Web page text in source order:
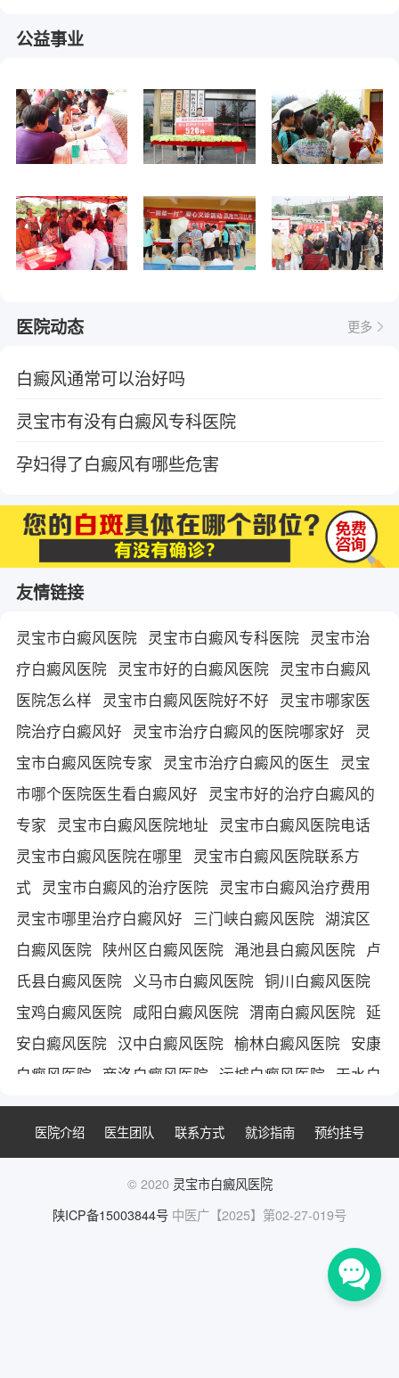
公益事业
医院动态 更多
白癜风通常可以治好吗
灵宝市有没有白癜风专科医院
孕妇得了白癜风有哪些危害
友情链接
灵宝市白癜风医院 灵宝市白癜风专科医院
灵宝市治
疗白癜风医院
灵宝市好的白癜风医院
灵宝市白癜风
医院怎么样
灵宝市白癜风医院好不好
灵宝市哪家医
院治疗白癜风好
灵宝市治疗白癜风的医院哪家好
灵
宝市白癜风医院专家
灵宝市治疗白癜风的医生
灵宝
市哪个医院医生看白癜风好
灵宝市好的治疗白癜风的
专家
灵宝市白癜风医院地址
灵宝市白癜风医院电话
灵宝市白癜风医院在哪里
灵宝市白癜风医院联系方
式
灵宝市白癜风的治疗医院
灵宝市白癜风治疗费用
灵宝市哪里治疗白癜风好
三门峡白癜风医院 湖滨区
白癜风医院 陕州区白癜风医院 渑池县白癜风医院
卢
氏县白癜风医院
义马市白癜风医院 铜川白癜风医院
宝鸡白癜风医院 咸阳白癜风医院 渭南白癜风医院 延
安白癜风医院 汉中白癜风医院 榆林白癜风医院 安康
白癜风医院 商洛白癜风医院 运城白癜风医院 天水白
癜风医院 平凉市白癜风医院 庆阳白癜风医院 陇南白
癜风医院
陕西白癜风医院 西安白癜风医院
西安治疗
医院介绍 医生团队 联系方式 就诊指南 预约挂号
© 2020 灵宝市白癜风医院
陕ICP备15003844号 中医广【2025】第02-27-019号